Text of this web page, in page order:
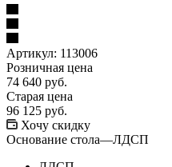
Артикул: 113006
Розничная цена
74 640 руб.
Старая цена
96 125 руб.
Хочу скидку
Основание стола—ЛДСП